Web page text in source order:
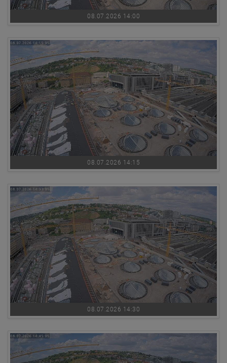
08.07.2026 14:00
08.07.2026 14:15
08.07.2026 14:30